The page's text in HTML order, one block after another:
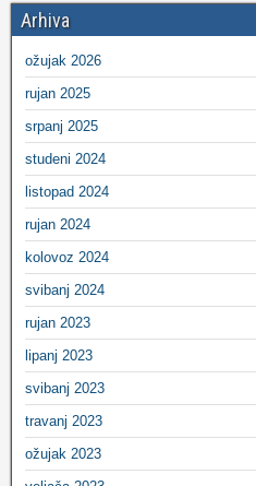
Arhiva
ožujak 2026
rujan 2025
srpanj 2025
studeni 2024
listopad 2024
rujan 2024
kolovoz 2024
svibanj 2024
rujan 2023
lipanj 2023
svibanj 2023
travanj 2023
ožujak 2023